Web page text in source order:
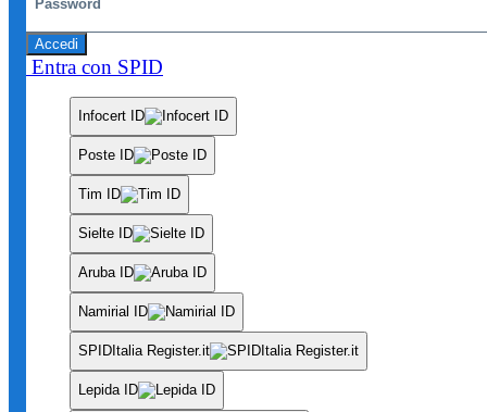
Accedi
Entra con SPID
Infocert ID
Poste ID
Tim ID
Sielte ID
Aruba ID
Namirial ID
SPIDItalia Register.it
Lepida ID